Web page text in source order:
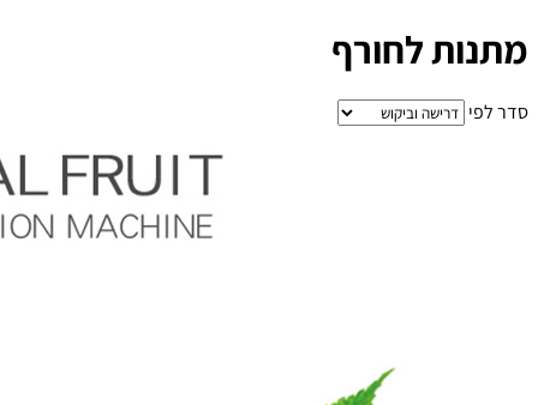
מתנות לחורף
סדר לפי